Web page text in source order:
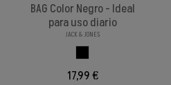
BAG Color Negro - Ideal
para uso diario
JACK & JONES
17,99 €